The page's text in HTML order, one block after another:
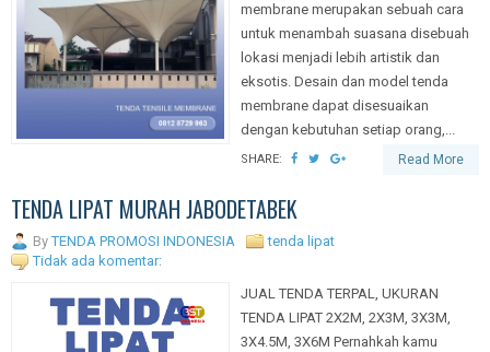
membrane merupakan sebuah cara
untuk menambah suasana disebuah
lokasi menjadi lebih artistik dan
eksotis. Desain dan model tenda
membrane dapat disesuaikan
dengan kebutuhan setiap orang,...
SHARE: Read More
TENDA LIPAT MURAH JABODETABEK
ByTENDA PROMOSI INDONESIA
tenda lipat
Tidak ada komentar:
JUAL TENDA TERPAL, UKURAN
TENDA LIPAT 2X2M, 2X3M, 3X3M,
3X4.5M, 3X6M Pernahkah kamu